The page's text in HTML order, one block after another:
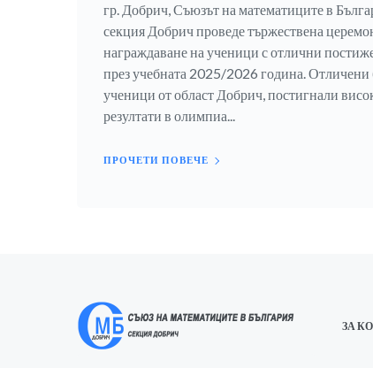
гр. Добрич, Съюзът на математиците в
секция Добрич проведе тържествена
награждаване на ученици с отлични
през учебната 2025/2026 година. Отличени
ученици от област Добрич, постигнали
резултати в олимпиа...
ПРОЧЕТИ ПОВЕЧЕ
ЗА